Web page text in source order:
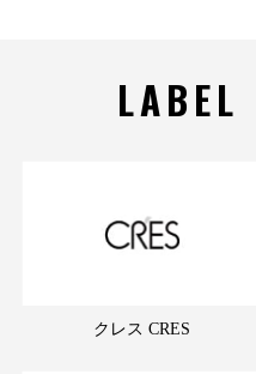
LABEL
クレス CRES